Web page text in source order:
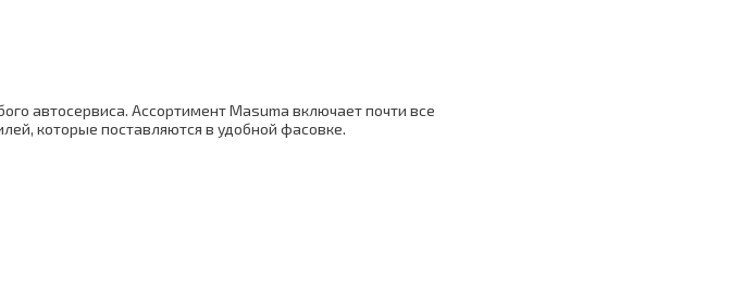
автосервиса. Ассортимент Masuma включает почти все
которые поставляются в удобной фасовке.